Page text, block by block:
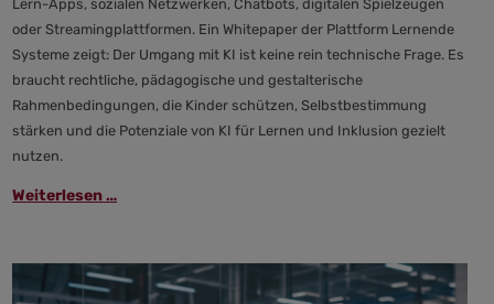
Lern-Apps, sozialen Netzwerken, Chatbots, digitalen Spielzeugen
oder Streamingplattformen. Ein Whitepaper der Plattform Lernende
Systeme zeigt: Der Umgang mit KI ist keine rein technische Frage. Es
braucht rechtliche, pädagogische und gestalterische
Rahmenbedingungen, die Kinder schützen, Selbstbestimmung
stärken und die Potenziale von KI für Lernen und Inklusion gezielt
nutzen.
Weiterlesen …
Besserer
Schutz,